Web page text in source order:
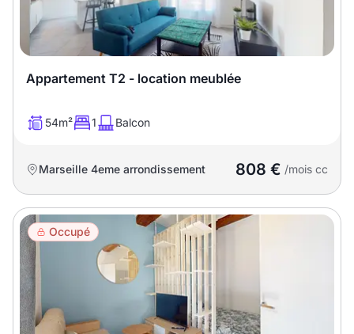
Mettre en avant les
promotions sur honoraires
Appartement T2 - location meublée
54m² 1 Balcon
Marseille 4eme arrondissement 808 € /mois cc
Occupé